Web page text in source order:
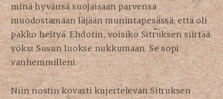
minä hyvänsä suojaisaan parvensa
muodostamaan läjään munintapesässä, että oli
pakko heltyä. Ehdotin, voisiko Sitruksen siirtää
yöksi Susun luokse nukkumaan. Se sopi
vanhemmilleni.
Niin nostin kovasti kujertelevan Sitruksen